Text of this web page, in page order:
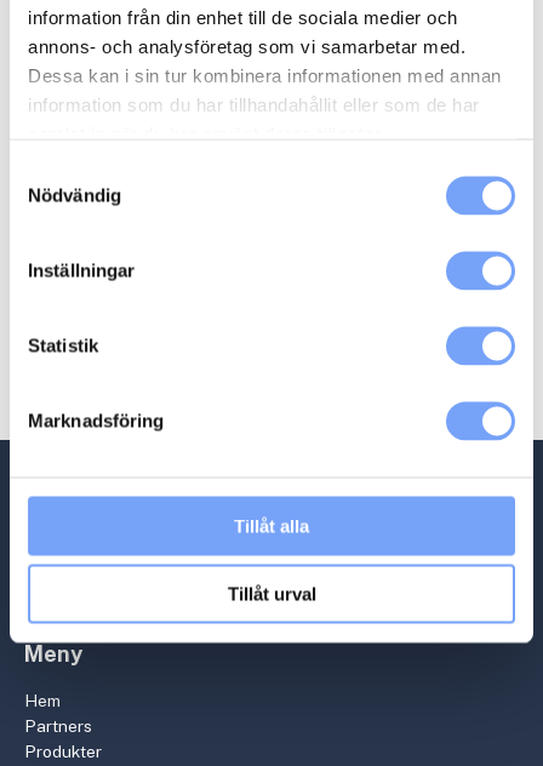
information från din enhet till de sociala medier och
annons- och analysföretag som vi samarbetar med.
Dessa kan i sin tur kombinera informationen med annan
information som du har tillhandahållit eller som de har
Nödvändig
Inställningar
Statistik
Marknadsföring
Tillåt alla
Tillåt urval
från reklam och kommunikationslösningar till design och
produktutveckling.
Kan användas innan, under och efter
beroende på var i processen Moodscores används.
Tar fasta på erkända reklamgrepp– insikterna är baserade
Meny
Hem
Partners
Produkter